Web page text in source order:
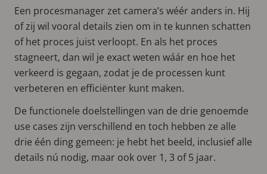
Een procesmanager zet camera’s wéér anders in. Hij
of zij wil vooral details zien om in te kunnen schatten
of het proces juist verloopt. En als het proces
stagneert, dan wil je exact weten wáár en hoe het
verkeerd is gegaan, zodat je de processen kunt
verbeteren en efficiënter kunt maken.
De functionele doelstellingen van de drie genoemde
use cases zijn verschillend en toch hebben ze alle
drie één ding gemeen: je hebt het beeld, inclusief alle
details nú nodig, maar ook over 1, 3 of 5 jaar.